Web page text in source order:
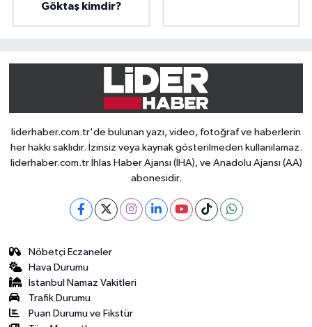
Göktaş kimdir?
liderhaber.com.tr'de bulunan yazı, video, fotoğraf ve haberlerin
her hakkı saklıdır. İzinsiz veya kaynak gösterilmeden kullanılamaz.
liderhaber.com.tr İhlas Haber Ajansı (İHA), ve Anadolu Ajansı (AA)
abonesidir.
Nöbetçi Eczaneler
Hava Durumu
İstanbul Namaz Vakitleri
Trafik Durumu
Puan Durumu ve Fikstür